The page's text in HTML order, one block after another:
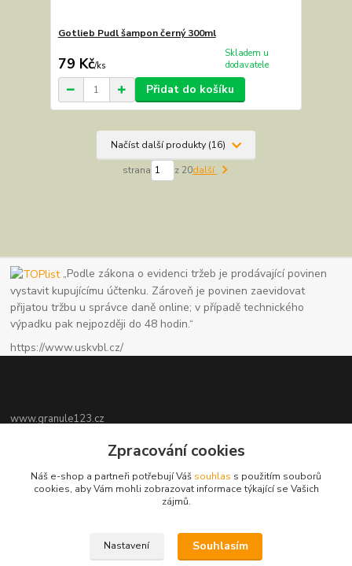
Gotlieb Pudl šampon černý 300ml
79 Kč/ks
Skladem u
dodavatele
Přidat do košíku
Načíst další produkty (16)
strana z 20další
„Podle zákona o evidenci tržeb je prodávající povinen
vystavit kupujícímu účtenku. Zároveň je povinen zaevidovat
přijatou tržbu u správce daně online; v případě technického
výpadku pak nejpozději do 48 hodin.“
https://www.uskvbl.cz/
www.granule123.cz
+420775964988
Ut - Pá 8:30 - 16:30, So 8:30 - 11:00
Zpracování cookies
Náš e-shop a partneři potřebují Váš souhlas s použitím souborů
cookies, aby Vám mohli zobrazovat informace týkající se Vašich
zájmů.
Nastavení Souhlasím